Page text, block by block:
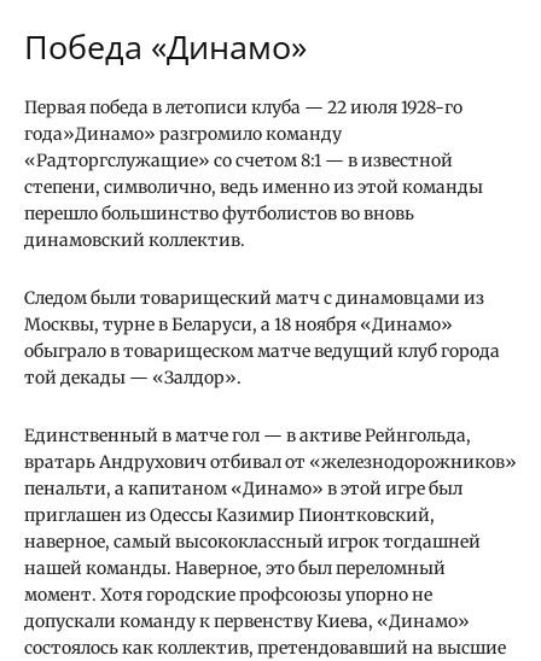
Победа «Динамо»
Первая победа в летописи клуба — 22 июля 1928-го
года»Динамо» разгромило команду
«Радторгслужащие» со счетом 8:1 — в известной
степени, символично, ведь именно из этой команды
перешло большинство футболистов во вновь
динамовский коллектив.
Следом были товарищеский матч с динамовцами из
Москвы, турне в Беларуси, а 18 ноября «Динамо»
обыграло в товарищеском матче ведущий клуб города
той декады — «Залдор».
Единственный в матче гол — в активе Рейнгольда,
вратарь Андрухович отбивал от «железнодорожников»
пенальти, а капитаном «Динамо» в этой игре был
приглашен из Одессы Казимир Пионтковский,
наверное, самый высококлассный игрок тогдашней
нашей команды. Наверное, это был переломный
момент. Хотя городские профсоюзы упорно не
допускали команду к первенству Киева, «Динамо»
состоялось как коллектив, претендовавший на высшие